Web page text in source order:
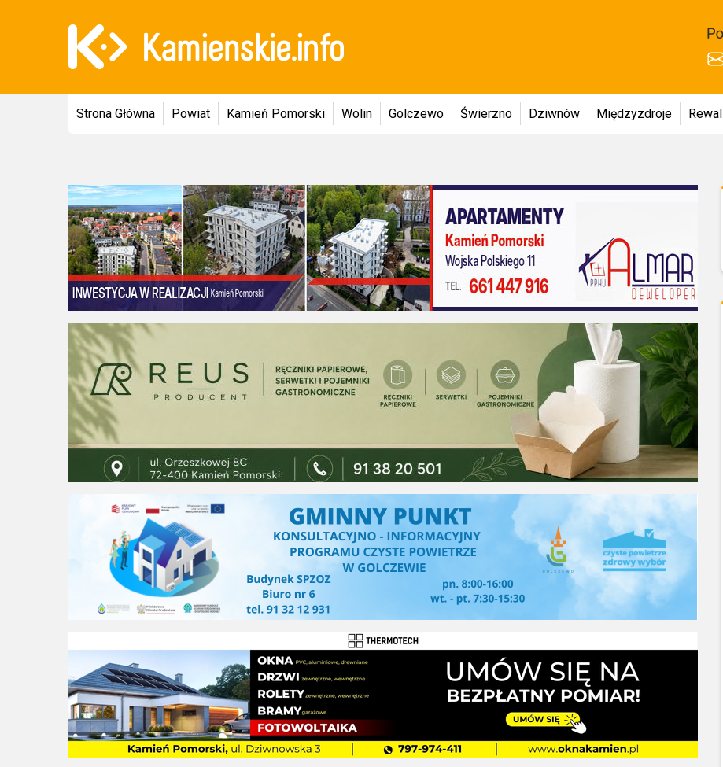
Strona Główna Powiat Kamień Pomorski Wolin Golczewo Świerzno Dziwnów Międzyzdroje Rewal